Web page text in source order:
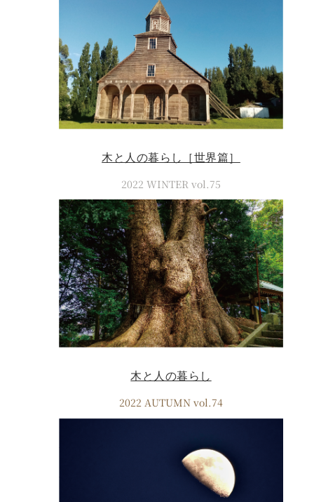
木と人の暮らし［世界篇］
2022 WINTER vol.75
木と人の暮らし
2022 AUTUMN vol.74